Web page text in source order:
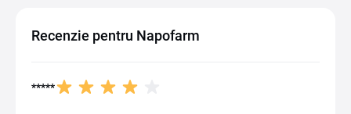
Recenzie pentru Napofarm
*****